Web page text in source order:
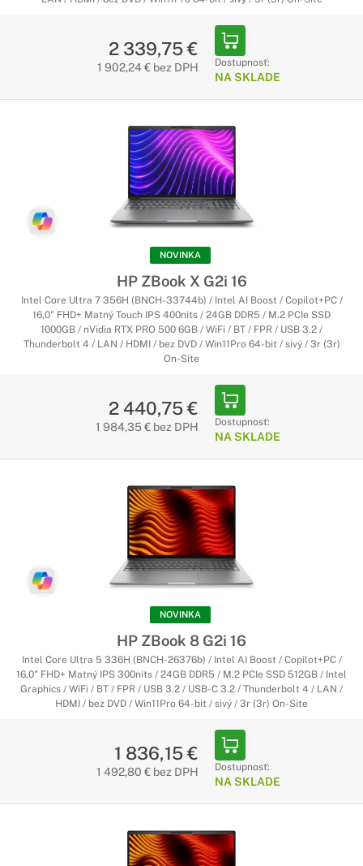
2 339,75 €
1 902,24 € bez DPH Dostupnosť:
NA SKLADE
NOVINKA
HP ZBook X G2i 16
Intel Core Ultra 7 356H (BNCH-33744b) / Intel AI Boost / Copilot+PC /
16,0" FHD+ Matný Touch IPS 400nits / 24GB DDR5 / M.2 PCIe SSD
1000GB / nVidia RTX PRO 500 6GB / WiFi / BT / FPR / USB 3.2 /
Thunderbolt 4 / LAN / HDMI / bez DVD / Win11Pro 64-bit / sivý / 3r (3r)
On-Site
2 440,75 €
1 984,35 € bez DPH Dostupnosť:
NA SKLADE
NOVINKA
HP ZBook 8 G2i 16
Intel Core Ultra 5 336H (BNCH-26376b) / Intel AI Boost / Copilot+PC /
16,0" FHD+ Matný IPS 300nits / 24GB DDR5 / M.2 PCIe SSD 512GB / Intel
Graphics / WiFi / BT / FPR / USB 3.2 / USB-C 3.2 / Thunderbolt 4 / LAN /
HDMI / bez DVD / Win11Pro 64-bit / sivý / 3r (3r) On-Site
1 836,15 €
1 492,80 € bez DPH Dostupnosť:
NA SKLADE